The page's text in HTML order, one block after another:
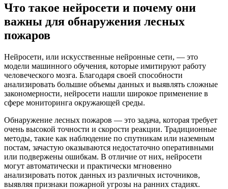
Что такое нейросети и почему они
важны для обнаружения лесных
пожаров
Нейросети, или искусственные нейронные сети, — это
модели машинного обучения, которые имитируют работу
человеческого мозга. Благодаря своей способности
анализировать большие объемы данных и выявлять сложные
закономерности, нейросети нашли широкое применение в
сфере мониторинга окружающей среды.
Обнаружение лесных пожаров — это задача, которая требует
очень высокой точности и скорости реакции. Традиционные
методы, такие как наблюдение по спутникам или наземным
постам, зачастую оказываются недостаточно оперативными
или подвержены ошибкам. В отличие от них, нейросети
могут автоматически и практически мгновенно
анализировать поток данных из различных источников,
выявляя признаки пожарной угрозы на ранних стадиях.